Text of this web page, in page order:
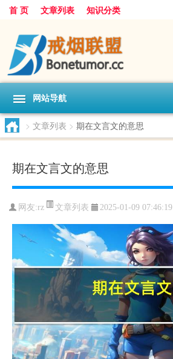
首 页 文章列表 知识分类
网站导航
> 文章列表 > 期在文言文的意思
期在文言文的意思
网友:rz 文章列表 2025-01-09 07:46:19